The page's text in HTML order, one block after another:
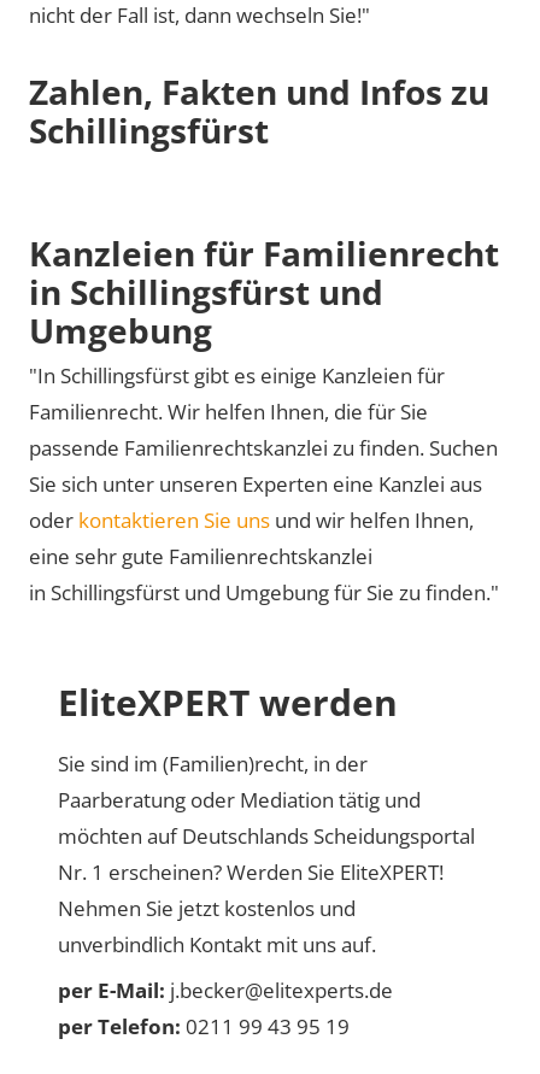
nicht der Fall ist, dann wechseln Sie!"
Zahlen, Fakten und Infos zu
Schillingsfürst
Kanzleien für Familienrecht
in Schillingsfürst und
Umgebung
"In Schillingsfürst gibt es einige Kanzleien für
Familienrecht. Wir helfen Ihnen, die für Sie
passende Familienrechtskanzlei zu finden. Suchen
Sie sich unter unseren Experten eine Kanzlei aus
oder kontaktieren Sie uns und wir helfen Ihnen,
eine sehr gute Familienrechtskanzlei
in Schillingsfürst und Umgebung für Sie zu finden."
EliteXPERT werden
Sie sind im (Familien)recht, in der
Paarberatung oder Mediation tätig und
möchten auf Deutschlands Scheidungsportal
Nr. 1 erscheinen? Werden Sie EliteXPERT!
Nehmen Sie jetzt kostenlos und
unverbindlich Kontakt mit uns auf.
per E-Mail: j.becker@elitexperts.de
per Telefon: 0211 99 43 95 19